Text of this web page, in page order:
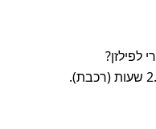
לפילזן?